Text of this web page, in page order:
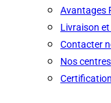
Avantages
Livraison
Contacter
Nos